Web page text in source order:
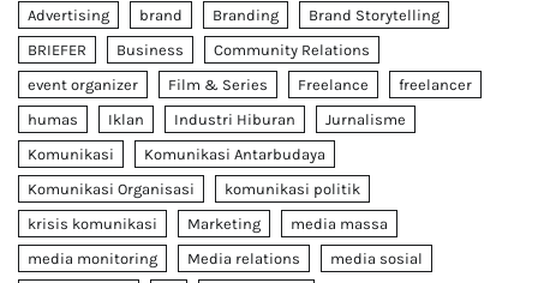
Advertising brand Branding
Brand Storytelling
BRIEFER
Business
Community Relations
event organizer
Film & Series Freelance
freelancer
humas
Iklan Industri Hiburan
Jurnalisme
Komunikasi
Komunikasi Antarbudaya
Komunikasi Organisasi
komunikasi politik
krisis komunikasi
Marketing
media massa
media monitoring
Media relations
media sosial